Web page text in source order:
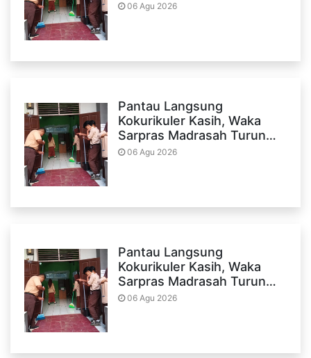
06 Agu 2026
Pantau Langsung
Kokurikuler Kasih, Waka
Sarpras Madrasah Turun…
06 Agu 2026
Pantau Langsung
Kokurikuler Kasih, Waka
Sarpras Madrasah Turun…
06 Agu 2026